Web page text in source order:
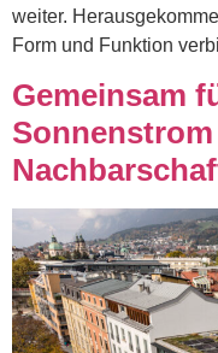
weiter.
Form und Funktion
Gemeinsam